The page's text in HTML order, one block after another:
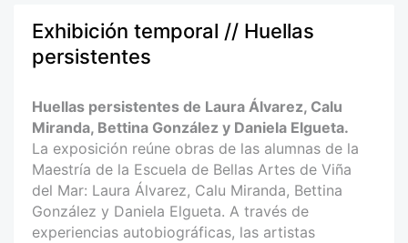
Exhibición temporal // Huellas
persistentes
Huellas persistentes de Laura Álvarez, Calu
Miranda, Bettina González y Daniela Elgueta.
La exposición reúne obras de las alumnas de la
Maestría de la Escuela de Bellas Artes de Viña
del Mar: Laura Álvarez, Calu Miranda, Bettina
González y Daniela Elgueta. A través de
experiencias autobiográficas, las artistas